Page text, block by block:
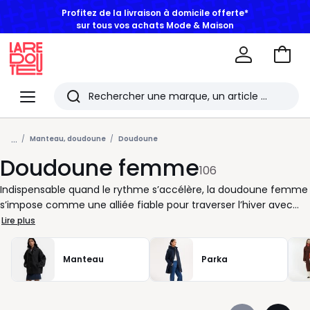
BONS PLANS | Jusqu'à -50% dès 2 articles*
Menu
Redoute
Rechercher
Les
derniers
articles
consultés
Aller
... Manteau, doudoune Doudoune
Doudoune femme106
Indispensable quand le rythme s’accélère, la doudoune femme
s’impose comme une alliée fiable pour traverser l’hiver avec
aisance. Chez La Redoute, nous sélectionnons des doudounes
pensées pour votre quotidien : faciles à enfiler, agréables à
porter, adaptées aux allers-retours entre maison, travail et
sorties improvisées. Vous cherchez une veste qui suit vos
mouvements sans contrainte ? Les coupes sont étudiées pour
Lire plus
Manteau Parka